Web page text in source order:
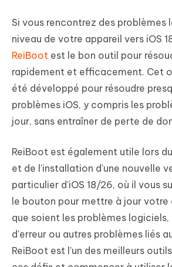
Si vous rencontrez des problèmes
niveau de votre appareil vers iOS
ReiBoot est le bon outil pour
rapidement et efficacement. Cet
été développé pour résoudre
problèmes iOS, y compris les
jour, sans entraîner de perte de
ReiBoot est également utile lors
et de l'installation d'une nouvelle
particulier d'iOS 18/26, où il vous
le bouton pour mettre à jour votre
que soient les problèmes logiciels,
d'erreur ou autres problèmes liés
ReiBoot est l'un des meilleurs